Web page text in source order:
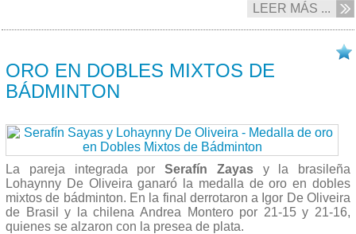
LEER MÁS ...
ORO EN DOBLES MIXTOS DE
BÁDMINTON
La pareja integrada por Serafín Zayasy la brasileña
Lohaynny De Oliveira ganaró la medalla de oro en dobles
mixtos de bádminton. En la final derrotaron a Igor De Oliveira
de Brasil y la chilena Andrea Montero por 21-15 y 21-16,
quienes se alzaron con la presea de plata.